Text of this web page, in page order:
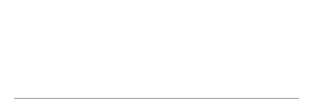
Condizioni di Reso